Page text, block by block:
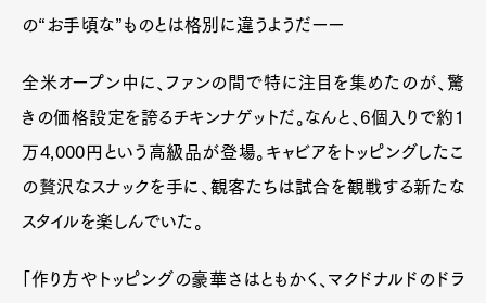
の“お手頃な”ものとは格別に違うようだーー
全米オープン中に、ファンの間で特に注目を集めたのが、驚
きの価格設定を誇るチキンナゲットだ。なんと、6個入りで約1
万4,000円という高級品が登場。キャビアをトッピングしたこ
の贅沢なスナックを手に、観客たちは試合を観戦する新たな
スタイルを楽しんでいた。
「作り方やトッピングの豪華さはともかく、マクドナルドのドラ